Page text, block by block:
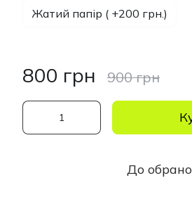
Жатий папір ( +200 грн.)
800 грн 900 грн
До